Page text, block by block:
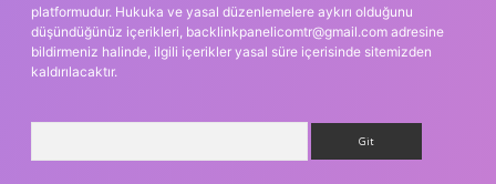
platformudur. Hukuka ve yasal düzenlemelere aykırı olduğunu
düşündüğünüz içerikleri, backlinkpanelicomtr@gmail.com adresine
bildirmeniz halinde, ilgili içerikler yasal süre içerisinde sitemizden
kaldırılacaktır.